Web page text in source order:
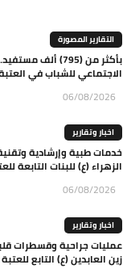
التقارير المصورة
بأكثر من (795)
الاجتماعي للشباب في
06/08/2026
اخبار وتقارير
خدمات طبية وإرشادية
الزهراء (ع) للبنات التابعة
06/08/2026
اخبار وتقارير
عمليات جراحية وقسطرات
زين العابدين (ع) التابع